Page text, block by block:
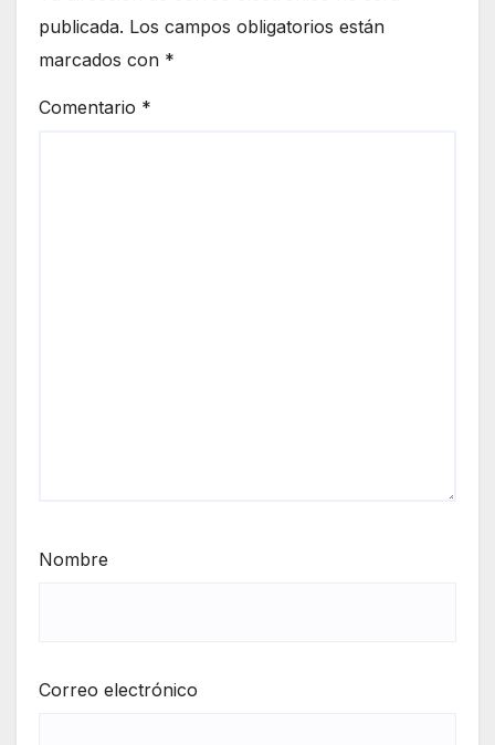
publicada. Los campos obligatorios están
marcados con *
Comentario *
Nombre
Correo electrónico